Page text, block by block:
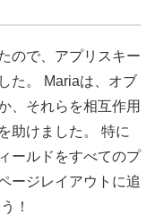
ので、アプリスキー
た。 Mariaは、オブ
、それらを相互作用
助けました。 特に
ールドをすべてのプ
ージレイアウトに追
！